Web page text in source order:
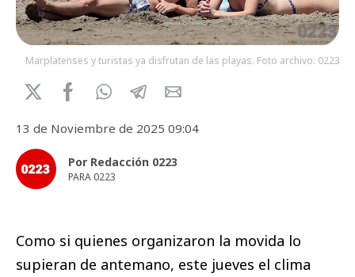
Marplatenses y turistas ya disfrutan de las playas. Foto archivo: 0223.
13 de Noviembre de 2025 09:04
Por Redacción 0223
PARA 0223
Como si quienes organizaron la movida lo
supieran de antemano, este jueves el clima